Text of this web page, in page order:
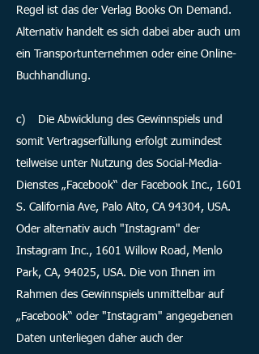
Regel ist das der Verlag Books On Demand.
Alternativ handelt es sich dabei aber auch um
ein Transportunternehmen oder eine Online-
Buchhandlung.
c) Die Abwicklung des Gewinnspiels und
somit Vertragserfüllung erfolgt zumindest
teilweise unter Nutzung des Social-Media-
Dienstes „Facebook“ der Facebook Inc., 1601
S. California Ave, Palo Alto, CA 94304, USA.
Oder alternativ auch "Instagram" der
Instagram Inc., 1601 Willow Road, Menlo
Park, CA, 94025, USA. Die von Ihnen im
Rahmen des Gewinnspiels unmittelbar auf
„Facebook“ oder "Instagram" angegebenen
Daten unterliegen daher auch der